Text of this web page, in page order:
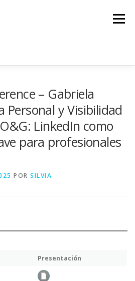
Menú
ESTUDIANTES BOLETÍN
– Gabriela
Personal y Visibilidad
LinkedIn como
para profesionales
POR SILVIA
Presentación